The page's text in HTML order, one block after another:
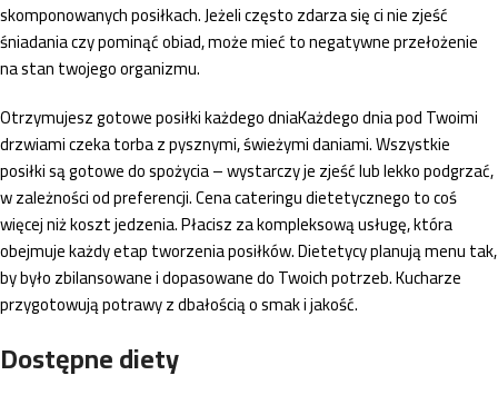
skomponowanych posiłkach. Jeżeli często zdarza się ci nie zjeść
śniadania czy pominąć obiad, może mieć to negatywne przełożenie
na stan twojego organizmu.
Otrzymujesz gotowe posiłki każdego dniaKażdego dnia pod Twoimi
drzwiami czeka torba z pysznymi, świeżymi daniami. Wszystkie
posiłki są gotowe do spożycia – wystarczy je zjeść lub lekko podgrzać,
w zależności od preferencji. Cena cateringu dietetycznego to coś
więcej niż koszt jedzenia. Płacisz za kompleksową usługę, która
obejmuje każdy etap tworzenia posiłków. Dietetycy planują menu tak,
by było zbilansowane i dopasowane do Twoich potrzeb. Kucharze
przygotowują potrawy z dbałością o smak i jakość.
Dostępne diety